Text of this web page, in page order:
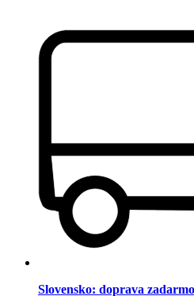
Slovensko: doprava zadarmo